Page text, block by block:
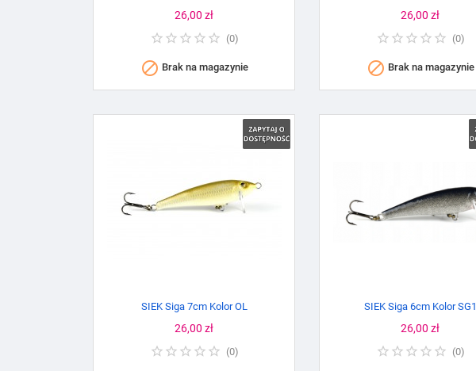
Cena
26,00 zł
(0)
 Brak na magazynie
Cena
26,00 zł
(0)
 Brak na magazynie
SIEK Siga 7cm Kolor OL
Cena
26,00 zł
(0)
SIEK Siga 6cm Kolor SG1
Cena
26,00 zł
(0)